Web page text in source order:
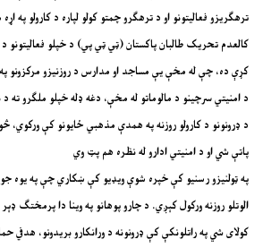
ترهګریزو فعالیتونو او د ترهګرو چمتو کولو لپاره د کارولو په
کالعدم تحریک طالبان پاکستان (ټي ټي پي) د خپلو فعالیتونو د
کړې ده، چې له مخې یې مساجد او مدارس د روزنیزو مرکزونو
د امنیتي سرچینو د مالوماتو له مخې، دغه ډله خپلو ملګرو
د ډرونونو د کارولو روزنه په همدې مذهبي ځایونو کې
پاتې شي او د امنیتي ادارو له نظره هم پټ وي
په ټولنیزو رسنیو کې خپره شوې ویډیو کې ښکاري چې په یوه
الوتلو روزنه ورکول کېږي. د چارو پوهانو په وینا دا
کولای شي په راتلونکې کې ډرونونه د ورانکارو بریدونو، هدفي